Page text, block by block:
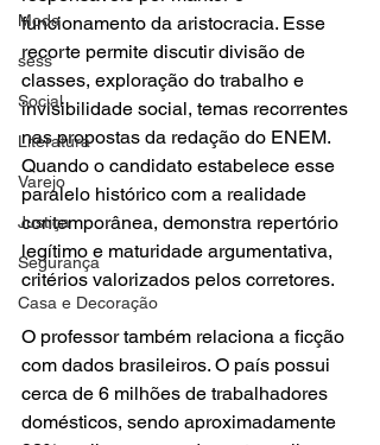
Moda
sess
Social
Literatura
Varejo
Justiça
Segurança
Casa e Decoração
funcionamento da aristocracia. Esse
recorte permite discutir divisão de
classes, exploração do trabalho e
invisibilidade social, temas recorrentes
nas propostas da redação do ENEM.
Quando o candidato estabelece esse
paralelo histórico com a realidade
contemporânea, demonstra repertório
legítimo e maturidade argumentativa,
critérios valorizados pelos corretores.
O professor também relaciona a ficção
com dados brasileiros. O país possui
cerca de 6 milhões de trabalhadores
domésticos, sendo aproximadamente